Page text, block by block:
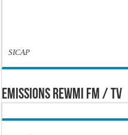
SICAP
EMISSIONS REWMI FM / TV